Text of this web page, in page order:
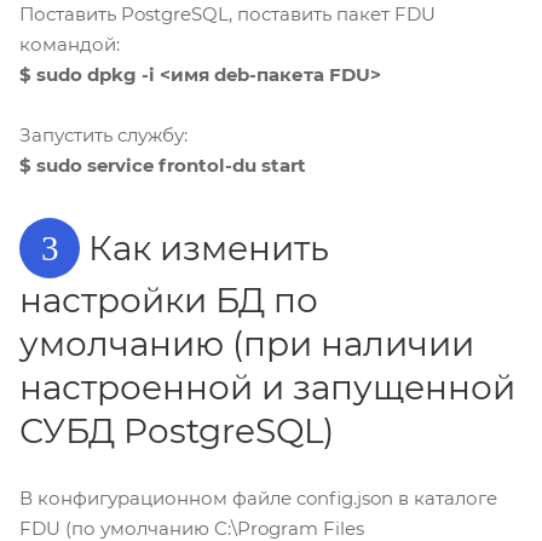
Поставить PostgreSQL, поставить пакет FDU
командой:
$ sudo dpkg -i <имя deb-пакета FDU>
Запустить службу:
$ sudo service frontol-du start
3
Как изменить
настройки БД по
умолчанию (при наличии
настроенной и запущенной
СУБД PostgreSQL)
В конфигурационном файле config.json в каталоге
FDU (по умолчанию C:\Program Files